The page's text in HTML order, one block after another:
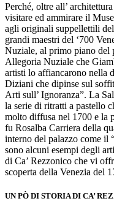
Perché, oltre all’
visitare ed ammirare il
agli originali suppellettili
grandi maestri del ‘700
Nuziale, al primo piano del
Allegoria Nuziale che
artisti lo affiancarono nella
Diziani che dipinse sul
Arti sull’ Ignoranza”. La
la serie di ritratti a pastello
molto diffusa nel 1700 e la
fu Rosalba Carriera della
interno del palazzo come il
sono alcuni esempi degli
di Ca’ Rezzonico che vi
scoperta della Venezia del
UN PÒ DI STORIA DI CA’